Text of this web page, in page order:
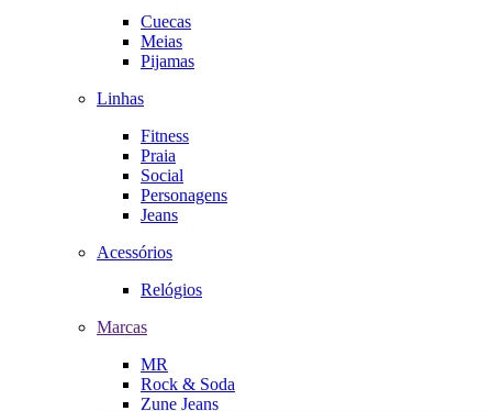
Cuecas
Meias
Pijamas
Linhas
Fitness
Praia
Social
Personagens
Jeans
Acessórios
Relógios
Marcas
MR
Rock & Soda
Zune Jeans